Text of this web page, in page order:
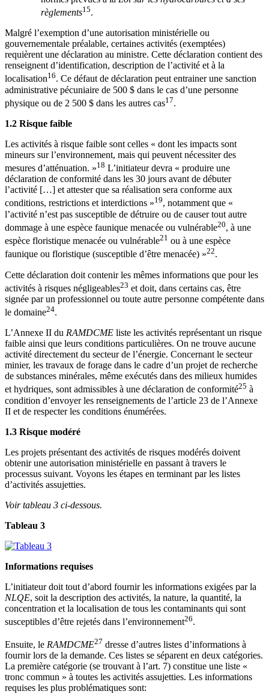
règlements15.
Malgré l’exemption d’une autorisation ministérielle ou
gouvernementale préalable, certaines activités (exemptées)
requièrent une déclaration au ministre. Cette déclaration contient des
renseignent d’identification, description de l’activité et à la
localisation16. Ce défaut de déclaration peut entrainer une sanction
administrative pécuniaire de 500 $ dans le cas d’une personne
physique ou de 2 500 $ dans les autres cas17.
1.2 Risque faible
Les activités à risque faible sont celles « dont les impacts sont
mineurs sur l’environnement, mais qui peuvent nécessiter des
mesures d’atténuation. »18 L’initiateur devra « produire une
déclaration de conformité dans les 30 jours avant de débuter
l’activité […] et attester que sa réalisation sera conforme aux
conditions, restrictions et interdictions »19, notamment que «
l’activité n’est pas susceptible de détruire ou de causer tout autre
dommage à une espèce faunique menacée ou vulnérable20, à une
espèce floristique menacée ou vulnérable21 ou à une espèce
faunique ou floristique (susceptible d’être menacée) »22.
Cette déclaration doit contenir les mêmes informations que pour les
activités à risques négligeables23 et doit, dans certains cas, être
signée par un professionnel ou toute autre personne compétente dans
le domaine24.
L’Annexe II du RAMDCME liste les activités représentant un risque
faible ainsi que leurs conditions particulières. On ne trouve aucune
activité directement du secteur de l’énergie. Concernant le secteur
minier, les travaux de forage dans le cadre d’un projet de recherche
de substances minérales, même exécutés dans des milieux humides
et hydriques, sont admissibles à une déclaration de conformité25 à
condition d’envoyer les renseignements de l’article 23 de l’Annexe
II et de respecter les conditions énumérées.
1.3 Risque modéré
Les projets présentant des activités de risques modérés doivent
obtenir une autorisation ministérielle en passant à travers le
processus suivant. Voyons les étapes en terminant par les listes
d’activités assujetties.
Voir tableau 3 ci-dessous.
Tableau 3
Informations requises
L’initiateur doit tout d’abord fournir les informations exigées par la
NLQE, soit la description des activités, la nature, la quantité, la
concentration et la localisation de tous les contaminants qui sont
susceptibles d’être rejetés dans l’environnement26.
Ensuite, le RAMDCME27 dresse d’autres listes d’informations à
fournir lors de la demande. Ces listes se séparent en deux catégories.
La première catégorie (se trouvant à l’art. 7) constitue une liste «
tronc commun » à toutes les activités assujetties. Les informations
requises les plus problématiques sont: